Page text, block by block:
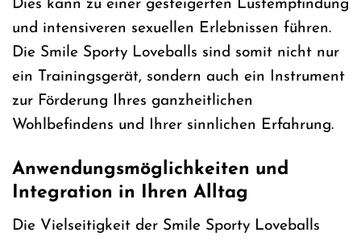
Dies kann zu einer gesteigerten Lustempfindung
und intensiveren sexuellen Erlebnissen führen.
Die Smile Sporty Loveballs sind somit nicht nur
ein Trainingsgerät, sondern auch ein Instrument
zur Förderung Ihres ganzheitlichen
Wohlbefindens und Ihrer sinnlichen Erfahrung.
Anwendungsmöglichkeiten und
Integration in Ihren Alltag
Die Vielseitigkeit der Smile Sporty Loveballs